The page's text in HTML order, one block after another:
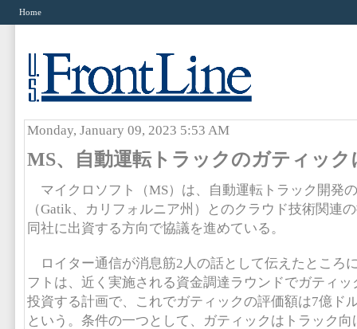
Home
Monday, January 09, 2023 5:53 AM
MS、自動運転トラックのガティック
マイクロソフト（MS）は、自動運転トラック開発
（Gatik、カリフォルニア州）とのクラウド技術関連
同社に出資する方向で協議を進めている。
ロイター通信が消息筋2人の話として伝えたところ
フトは、近く実施される資金調達ラウンドでガティ
投資する計画で、これでガティックの評価額は7億ド
という。条件の一つとして、ガティックはトラック